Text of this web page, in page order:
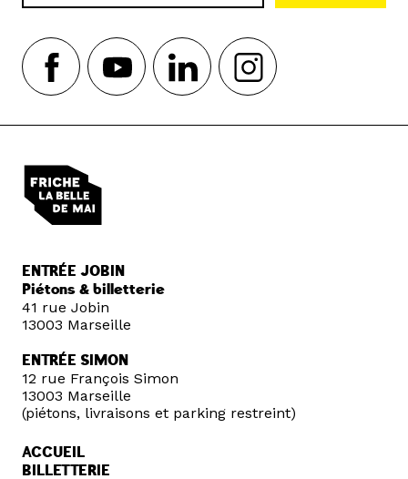
ENTRÉE JOBIN
Piétons & billetterie
41 rue Jobin
13003 Marseille
ENTRÉE SIMON
12 rue François Simon
13003 Marseille
(piétons, livraisons et parking restreint)
ACCUEIL
BILLETTERIE